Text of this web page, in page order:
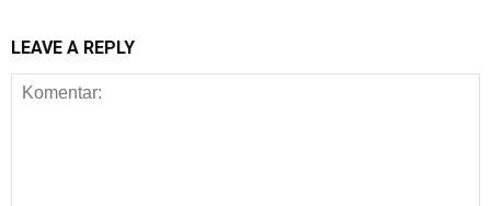
LEAVE A REPLY